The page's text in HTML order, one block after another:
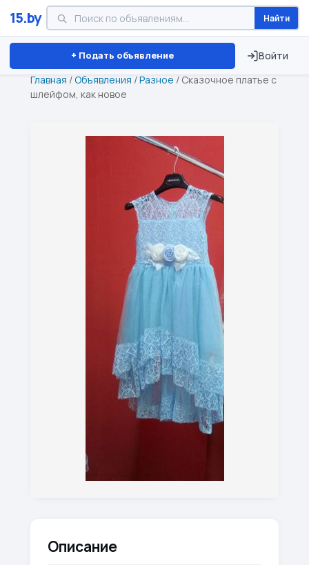
15.by Найти
+ Подать объявление Войти
Минск Витебск Брест ⏱ ТОЛЬКО 15 ДНЕЙ
Главная /Объявления /Разное / Сказочное платье с
шлейфом, как новое
Описание